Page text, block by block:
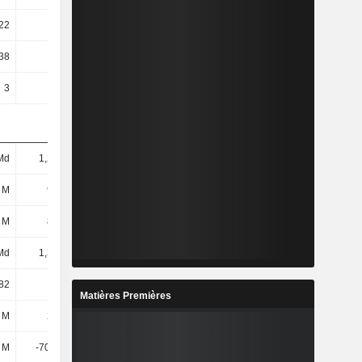
3
1,27 Md
955 M
838 M
1,32 Md
21,3
205 M
-70,94 M
Matières Premières